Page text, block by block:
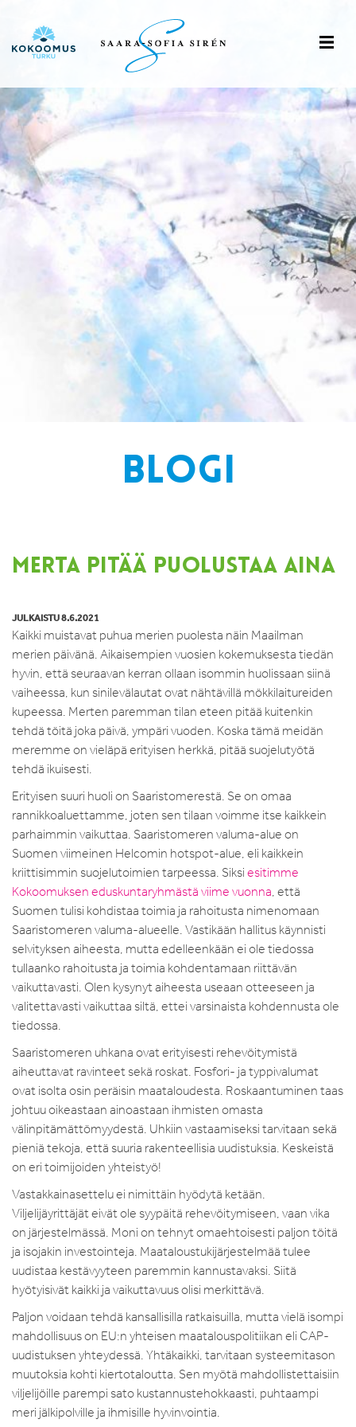
BLOGI
MERTA PITÄÄ PUOLUSTAA AINA
JULKAISTU 8.6.2021
Kaikki muistavat puhua merien puolesta näin Maailman
merien päivänä. Aikaisempien vuosien kokemuksesta tiedän
hyvin, että seuraavan kerran ollaan isommin huolissaan siinä
vaiheessa, kun sinilevälautat ovat nähtävillä mökkilaitureiden
kupeessa. Merten paremman tilan eteen pitää kuitenkin
tehdä töitä joka päivä, ympäri vuoden. Koska tämä meidän
meremme on vieläpä erityisen herkkä, pitää suojelutyötä
tehdä ikuisesti.
Erityisen suuri huoli on Saaristomerestä. Se on omaa
rannikkoaluettamme, joten sen tilaan voimme itse kaikkein
parhaimmin vaikuttaa. Saaristomeren valuma-alue on
Suomen viimeinen Helcomin hotspot-alue, eli kaikkein
kriittisimmin suojelutoimien tarpeessa. Siksi esitimme
Kokoomuksen eduskuntaryhmästä viime vuonna, että
Suomen tulisi kohdistaa toimia ja rahoitusta nimenomaan
Saaristomeren valuma-alueelle. Vastikään hallitus käynnisti
selvityksen aiheesta, mutta edelleenkään ei ole tiedossa
tullaanko rahoitusta ja toimia kohdentamaan riittävän
vaikuttavasti. Olen kysynyt aiheesta useaan otteeseen ja
valitettavasti vaikuttaa siltä, ettei varsinaista kohdennusta ole
tiedossa.
Saaristomeren uhkana ovat erityisesti rehevöitymistä
aiheuttavat ravinteet sekä roskat. Fosfori- ja typpivalumat
ovat isolta osin peräisin maataloudesta. Roskaantuminen taas
johtuu oikeastaan ainoastaan ihmisten omasta
välinpitämättömyydestä. Uhkiin vastaamiseksi tarvitaan sekä
pieniä tekoja, että suuria rakenteellisia uudistuksia. Keskeistä
on eri toimijoiden yhteistyö!
Vastakkainasettelu ei nimittäin hyödytä ketään.
Viljelijäyrittäjät eivät ole syypäitä rehevöitymiseen, vaan vika
on järjestelmässä. Moni on tehnyt omaehtoisesti paljon töitä
ja isojakin investointeja. Maataloustukijärjestelmää tulee
uudistaa kestävyyteen paremmin kannustavaksi. Siitä
hyötyisivät kaikki ja vaikuttavuus olisi merkittävä.
Paljon voidaan tehdä kansallisilla ratkaisuilla, mutta vielä isompi
mahdollisuus on EU:n yhteisen maatalouspolitiikan eli CAP-
uudistuksen yhteydessä. Yhtäkaikki, tarvitaan systeemitason
muutoksia kohti kiertotaloutta. Sen myötä mahdollistettaisiin
viljelijöille parempi sato kustannustehokkaasti, puhtaampi
meri jälkipolville ja ihmisille hyvinvointia.